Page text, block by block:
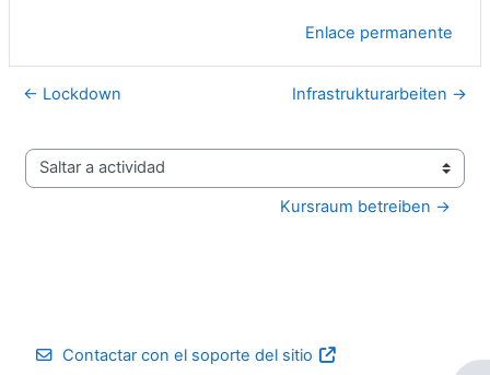
Enlace permanente
← Lockdown Infrastrukturarbeiten →
Saltar a actividad
Kursraum betreiben →
Contactar con el soporte del sitio